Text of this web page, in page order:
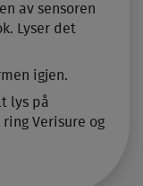
av sensoren
Lyser det
igjen.
lys på
Verisure og